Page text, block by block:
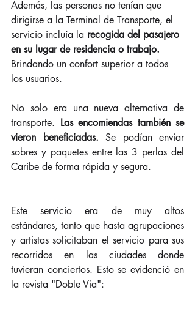
Además, las personas no tenían que
dirigirse a la Terminal de Transporte, el
servicio incluía la recogida del pasajero
en su lugar de residencia o trabajo.
Brindando un confort superior a todos
los usuarios.
No solo era una nueva alternativa de
transporte. Las encomiendas también se
vieron beneficiadas. Se podían enviar
sobres y paquetes entre las 3 perlas del
Caribe de forma rápida y segura.
Este servicio era de muy altos
estándares, tanto que hasta agrupaciones
y artistas solicitaban el servicio para sus
recorridos en las ciudades donde
tuvieran conciertos. Esto se evidenció en
la revista "Doble Vía":